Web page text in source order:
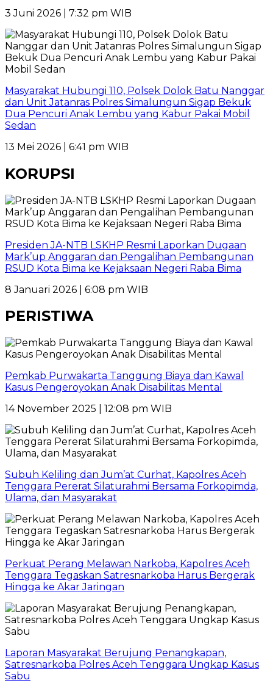
3 Juni 2026 | 7:32 pm WIB
Masyarakat Hubungi 110, Polsek Dolok Batu Nanggar
dan Unit Jatanras Polres Simalungun Sigap Bekuk
Dua Pencuri Anak Lembu yang Kabur Pakai Mobil
Sedan
13 Mei 2026 | 6:41 pm WIB
KORUPSI
Presiden JA-NTB LSKHP Resmi Laporkan Dugaan
Mark’up Anggaran dan Pengalihan Pembangunan
RSUD Kota Bima ke Kejaksaan Negeri Raba Bima
8 Januari 2026 | 6:08 pm WIB
PERISTIWA
Pemkab Purwakarta Tanggung Biaya dan Kawal
Kasus Pengeroyokan Anak Disabilitas Mental
14 November 2025 | 12:08 pm WIB
Subuh Keliling dan Jum’at Curhat, Kapolres Aceh
Tenggara Pererat Silaturahmi Bersama Forkopimda,
Ulama, dan Masyarakat
Perkuat Perang Melawan Narkoba, Kapolres Aceh
Tenggara Tegaskan Satresnarkoba Harus Bergerak
Hingga ke Akar Jaringan
Laporan Masyarakat Berujung Penangkapan,
Satresnarkoba Polres Aceh Tenggara Ungkap Kasus
Sabu